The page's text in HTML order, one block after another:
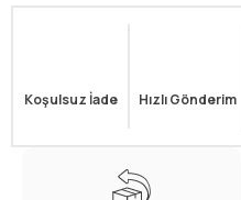
Koşulsuz İade Hızlı Gönderim